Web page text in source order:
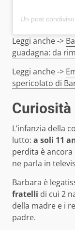
Leggi anche ->
guadagna: da
Leggi anche ->
spericolato di
Curiosità
L’infanzia della
lutto: a soli 11
perdita è
ne parla in
Barbara è
fratelli di cui 2
della madre e i
padre.